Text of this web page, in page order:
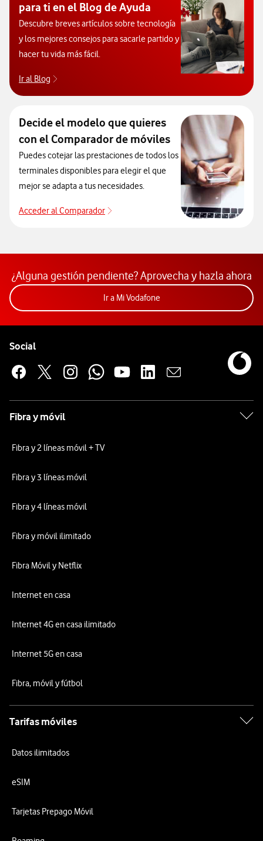
para ti en el Blog de Ayuda
Descubre breves artículos sobre tecnología
y los mejores consejos para sacarle partido y
hacer tu vida más fácil.
Ir al Blog
Decide el modelo que quieres
con el Comparador de móviles
Puedes cotejar las prestaciones de todos los
terminales disponibles para elegir el que
mejor se adapta a tus necesidades.
Acceder al Comparador
Acceder al Comparador
¿Alguna gestión pendiente? Aprovecha y hazla ahora
Ir a Mi VodafoneAcceder a la app Mi
Social
Fibra y móvil
Fibra y 2 líneas móvil + TV
Fibra y 3 líneas móvil
Fibra y 4 líneas móvil
Fibra y móvil ilimitado
Fibra Móvil y Netflix
Internet en casa
Internet 4G en casa ilimitado
Internet 5G en casa
Fibra, móvil y fútbol
Tarifas móviles
Datos ilimitados
eSIM
Tarjetas Prepago Móvil